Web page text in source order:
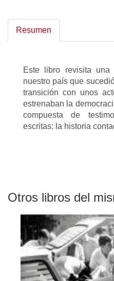
Resumen
Este libro revisita
nuestro país que
transición con unos
estrenaban la
compuesta de
escritas: la historia
Otros libros del